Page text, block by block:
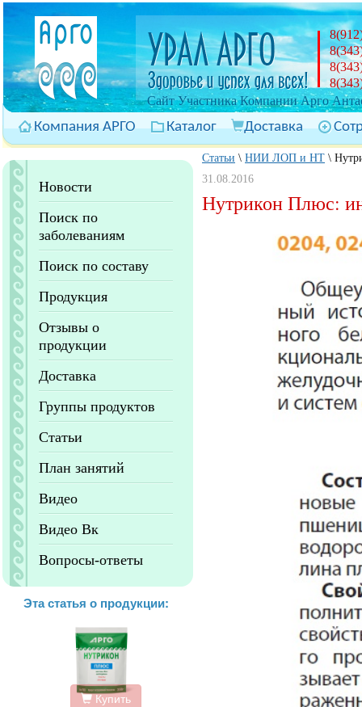
Cайт Участника Компании Арго
Компания АРГО Каталог Доставка
Новости
Поиск по
заболеваниям
Поиск по составу
Продукция
Отзывы о
продукции
Доставка
Группы продуктов
Статьи
План занятий
Видео
Видео Вк
Вопросы-ответы
Эта статья о продукции:
Купить
Статьи \ НИИ ЛОП и НТ \
31.08.2016
Нутрикон Плюс: